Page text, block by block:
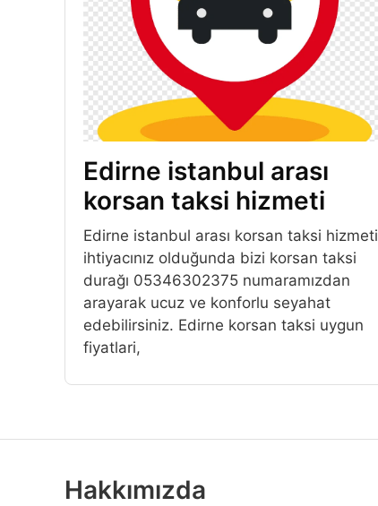
Edirne istanbul arası
korsan taksi hizmeti
Edirne istanbul arası korsan taksi hizmeti
ihtiyacınız olduğunda bizi korsan taksi
durağı 05346302375 numaramızdan
arayarak ucuz ve konforlu seyahat
edebilirsiniz. Edirne korsan taksi uygun
fiyatlari,
Hakkımızda